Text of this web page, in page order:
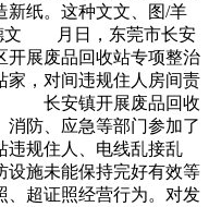
新纸。这种文文、图/羊
文 月日，东莞市长安
开展废品回收站专项整治
家，对间违规住人房间责
。 长安镇开展废品回收
防、应急等部门参加了
违规住人、电线乱接乱
设施未能保持完好有效等
、超证照经营行为。对发